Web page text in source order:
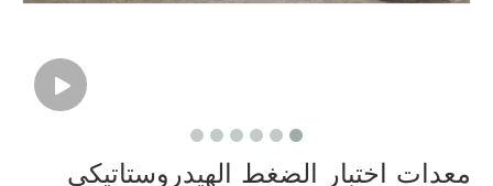
معدات اختبار الضغط الهيدروستاتيكي